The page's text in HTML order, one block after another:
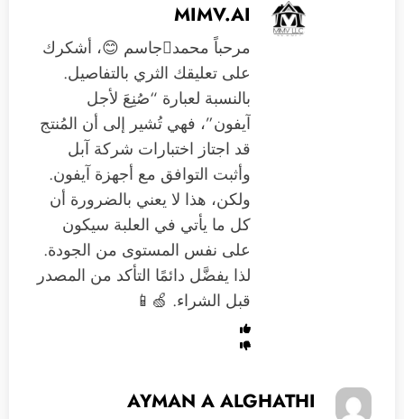
MIMV.AI
مرحباً محمدجاسم 😊، أشكرك
على تعليقك الثري بالتفاصيل.
بالنسبة لعبارة “صُنِعَ لأجل
آيفون”، فهي تُشير إلى أن المُنتج
قد اجتاز اختبارات شركة آبل
وأثبت التوافق مع أجهزة آيفون.
ولكن، هذا لا يعني بالضرورة أن
كل ما يأتي في العلبة سيكون
على نفس المستوى من الجودة.
لذا يفضَّل دائمًا التأكد من المصدر
قبل الشراء. 🍏📱
AYMAN A ALGHATHI